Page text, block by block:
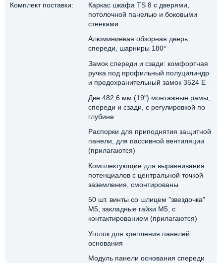
Комплект поставки:
Каркас шкафа TS 8 с дверями,
потолочной панелью и боковыми
стенками
Алюминиевая обзорная дверь
спереди, шарниры 180°
Замок спереди и сзади: комфортная
ручка под профильный полуцилиндр
и предохранительный замок 3524 E
Две 482,6 мм (19") монтажные рамы,
спереди и сзади, с регулировкой по
глубине
Распорки для приподнятия защитной
панели, для пассивной вентиляции
(прилагаются)
Комплектующие для выравнивания
потенциалов с центральной точкой
заземления, смонтированы
50 шт. винты со шлицем "звездочка"
М5, закладные гайки M5, с
контактированием (прилагаются)
Уголок для крепления панелей
основания
Модуль панели основания спереди